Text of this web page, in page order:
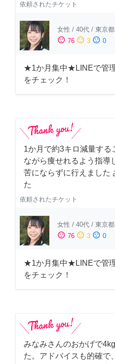
依頼されたチケット
女性 / 40代 / 東京都
sentiment_satisfied 76 sentiment_neutral 3 sentiment_dissatisfied 0
★1か月集中★LINEで管
をチェック！
1か月で約3キロ減量する
ながら痩せれるよう指導
苦にならずに行えました
た
依頼されたチケット
女性 / 40代 / 東京都
sentiment_satisfied 76 sentiment_neutral 3 sentiment_dissatisfied 0
★1か月集中★LINEで管
をチェック！
みなみさんのおかげで
た。アドバイスも的確で